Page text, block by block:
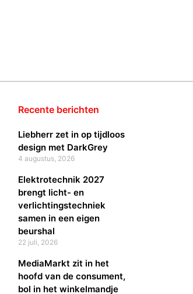
Recente berichten
Liebherr zet in op tijdloos
design met DarkGrey
4 augustus, 2026
Elektrotechnik 2027
brengt licht- en
verlichtingstechniek
samen in een eigen
beurshal
22 juli, 2026
MediaMarkt zit in het
hoofd van de consument,
bol in het winkelmandje